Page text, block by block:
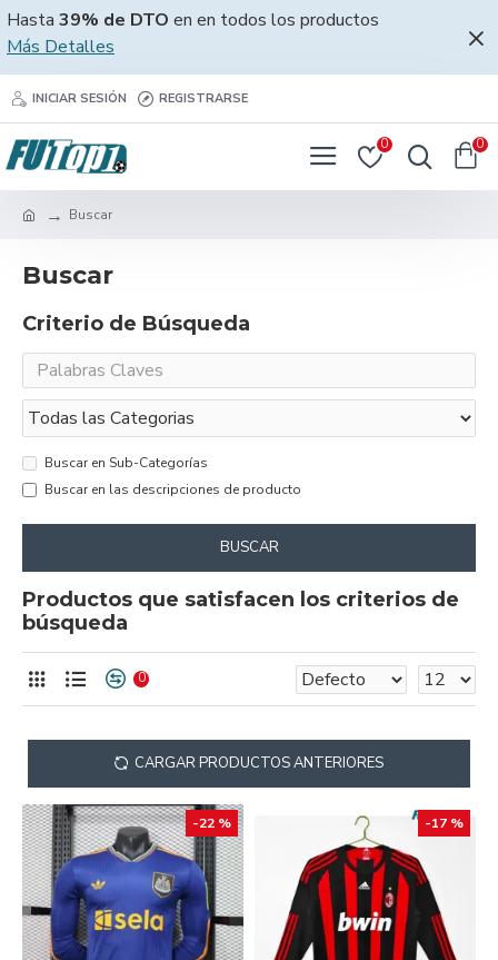
Hasta 39% de DTO en en todos los productos
Más Detalles
INICIAR SESIÓN REGISTRARSE
0 0
Buscar
Buscar
Criterio de Búsqueda
Buscar en Sub-Categorías
Buscar en las descripciones de producto
BUSCAR
Productos que satisfacen los criterios de
búsqueda
0
CARGAR PRODUCTOS ANTERIORES
-22 % -17 %